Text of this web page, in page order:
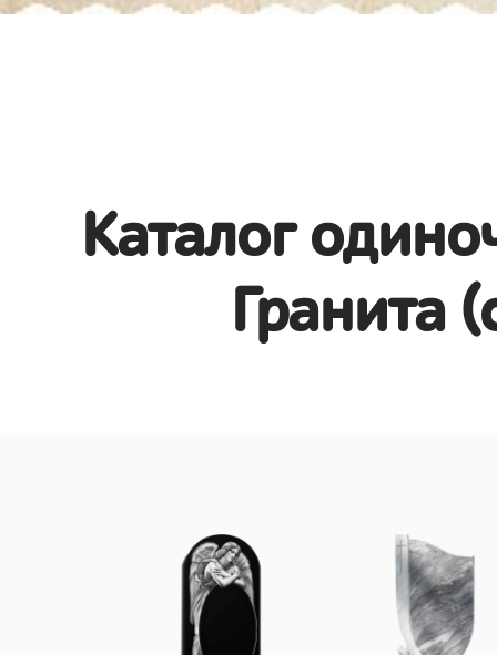
Каталог
Гранита